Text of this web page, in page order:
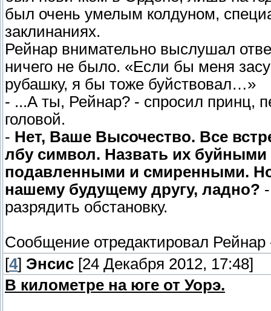
был очень умелым колдуном,
заклинаниях.
Рейнар внимательно выслушал
ничего не было. «Если бы меня
рубашку, я бы тоже буйствовал…»
- ...А ты, Рейнар? - спросил принц,
головой.
- Нет, Ваше Высочество. Все
лбу символ. Назвать их
подавленными и смиренными.
нашему будущему другу, ладно?
разрядить обстановку.
Сообщение отредактировал Рейнар
[4] Энсис [24 Декабря 2012, 17:48]
В километре на юге от Уорэ.